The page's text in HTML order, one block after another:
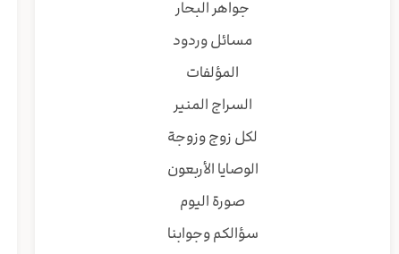
جواهر البحار
مسائل وردود
المؤلفات
السراج المنير
لكل زوج وزوجة
الوصايا الأربعون
صورة اليوم
سؤالكم وجوابنا